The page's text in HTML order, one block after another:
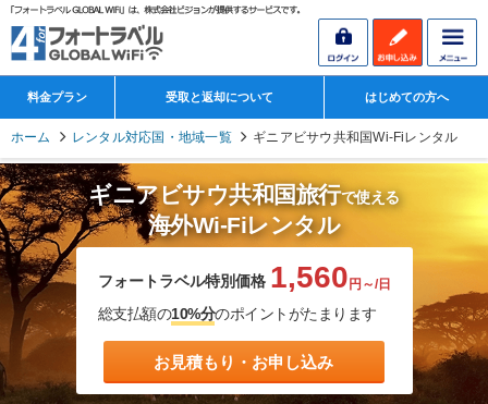
料金プラン 受取と返却について はじめての方へ
ホーム レンタル対応国・地域一覧 ギニアビサウ共和国Wi-Fiレンタル
ギニアビサウ共和国旅行で使える
海外Wi-Fiレンタル
フォートラベル特別価格 1,560円～/日
総支払額の10%分のポイントがたまります
お見積もり・お申し込み